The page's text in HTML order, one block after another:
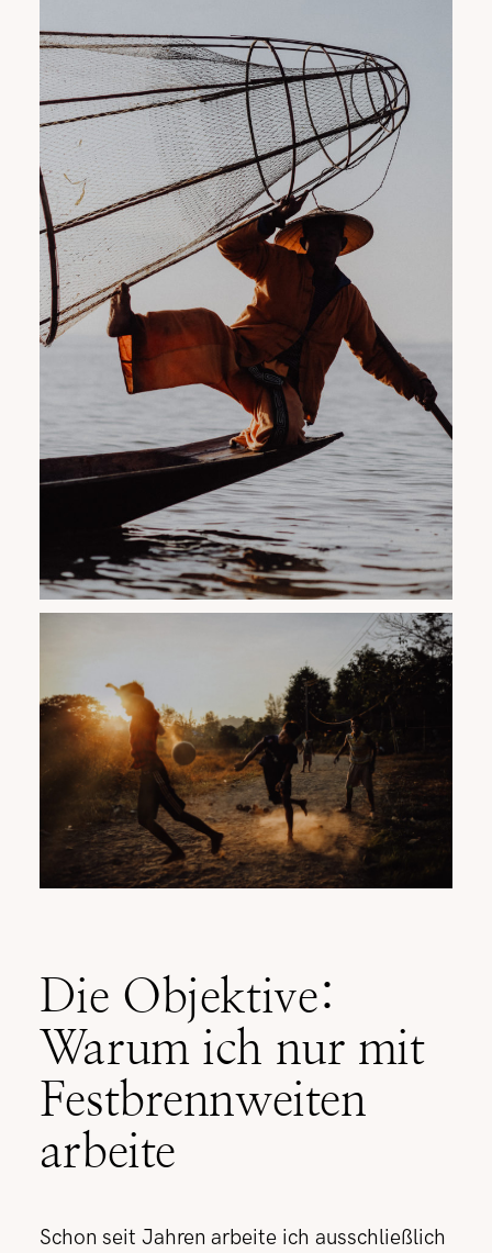
Die Objektive:
Warum ich nur mit
Festbrennweiten
arbeite
Schon seit Jahren arbeite ich ausschließlich